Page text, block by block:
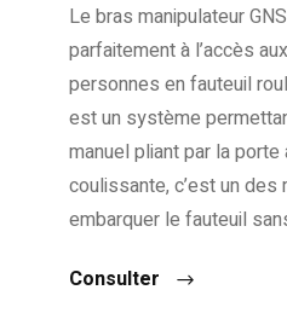
Le bras manipulateur
parfaitement à l’accès
personnes en fauteuil
est un système
manuel pliant par la
coulissante, c’est un
embarquer le fauteuil
Consulter